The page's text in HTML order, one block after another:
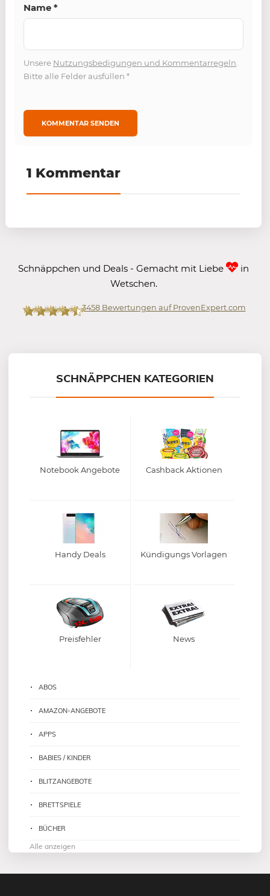
Name *
Unsere Nutzungsbedigungen und Kommentarregeln
Bitte alle Felder ausfüllen *
1 Kommentar
Schnäppchen und Deals - Gemacht mit Liebe
in
Wetschen.
3458Bewertungen auf ProvenExpert.com
SCHNÄPPCHEN KATEGORIEN
Notebook Angebote Cashback Aktionen
Handy Deals Kündigungs Vorlagen
Preisfehler News
ABOS
AMAZON-ANGEBOTE
APPS
BABIES / KINDER
BLITZANGEBOTE
BRETTSPIELE
BÜCHER
Alle anzeigen